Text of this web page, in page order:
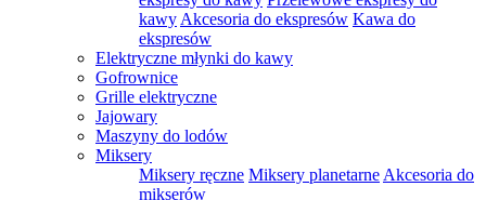
kawy Akcesoria do ekspresów Kawa do
ekspresów
Elektryczne młynki do kawy
Gofrownice
Grille elektryczne
Jajowary
Maszyny do lodów
Miksery
Miksery ręczne Miksery planetarne Akcesoria do
mikserów